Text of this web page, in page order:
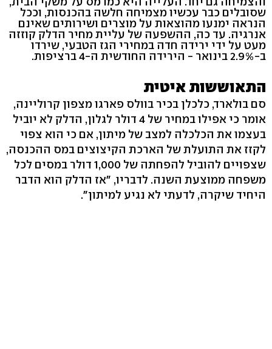
שסובלים כבר עכשיו מצמיחה חלשה בהכנסות, וככל
הנראה ימנעו מהוצאות על מוצרים ושירותים שאינם
אנרגיה. עד כה, ההשפעה של עליית מחיר הדלק קוזזה
מעט על ידי ירידה חדה במחירי הגז הטבעי, שירדו
ב-2.9% בינואר - הירידה החודשית ה-4 ברציפות.
התאוששות איטית
סם בולארד, כלכלן בכיר בוולס פארגו מצפון קרוליינה,
אומר כי אפילו במחיר של 4 דולר לגלון, הדלק לא יוביל
בעצמו את הכלכלה למצב של מיתון, אם כי הוא צפוי
לקזז את התועלת של הארכת הקיצוצים במס ההכנסה,
שצפויים להוביל להפחתה של 1,000 דולר במסים לכל
משפחה ממוצעת השנה. לדבריו, "אז הדלק הוא הדבר
היחיד שיקרה, לדעתי לא נגיע למיתון".